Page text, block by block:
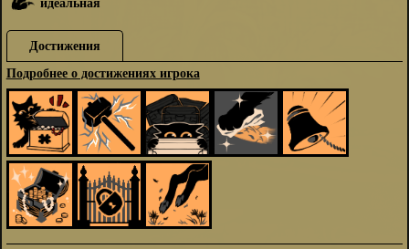
идеальная
Достижения
Подробнее о достижениях игрока